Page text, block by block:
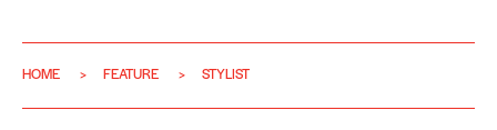
HOME FEATURE STYLIST